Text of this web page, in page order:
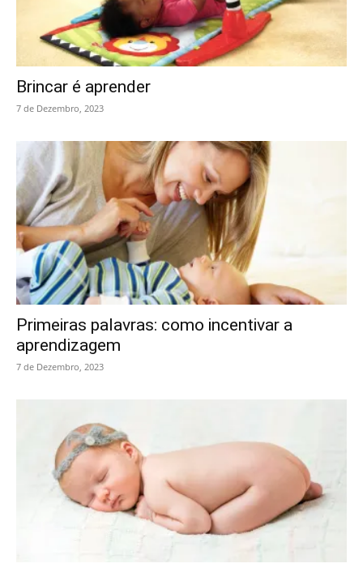
Brincar é aprender
7 de Dezembro, 2023
Primeiras palavras: como incentivar a
aprendizagem
7 de Dezembro, 2023